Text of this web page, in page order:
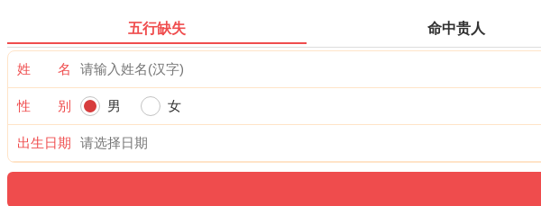
五行缺失 命中贵人
姓 名
性 别 男 女
出生日期